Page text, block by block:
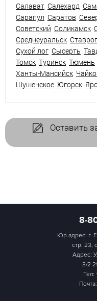
Салават Салехард
Сарапул Саратов
Советский Соликамск
Среднеуральск
Сухой лог Сысерть
Томск Туринск Тюмень
Ханты-Мансийск
Шушенское Югорск
Оставить
8-
Юр.адрес: г.
стр. 23,
Адрес:
3/2
Тел: